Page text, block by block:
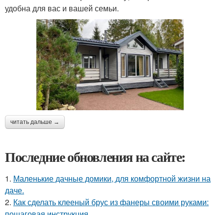
удобна для вас и вашей семьи.
читать дальше →
Последние обновления на сайте:
1. Маленькие дачные домики, для комфортной жизни на
даче.
2. Как сделать клееный брус из фанеры своими руками: